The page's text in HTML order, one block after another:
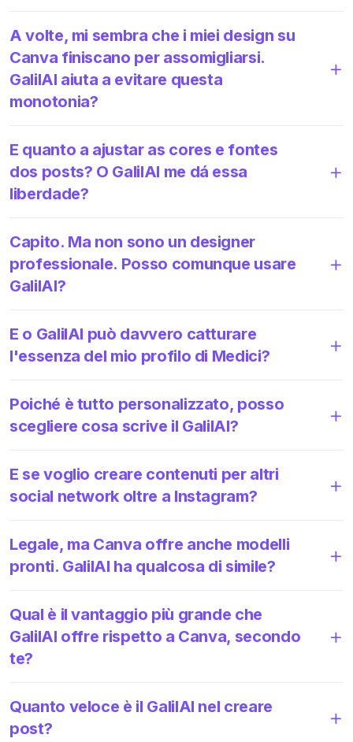
A volte, mi sembra che i miei design su
Canva finiscano per assomigliarsi.
GalilAI aiuta a evitare questa
monotonia?
E quanto a ajustar as cores e fontes
dos posts? O GalilAI me dá essa
liberdade?
Capito. Ma non sono un designer
professionale. Posso comunque usare
GalilAI?
E o GalilAI può davvero catturare
l'essenza del mio profilo di Medici?
Poiché è tutto personalizzato, posso
scegliere cosa scrive il GalilAI?
E se voglio creare contenuti per altri
social network oltre a Instagram?
Legale, ma Canva offre anche modelli
pronti. GalilAI ha qualcosa di simile?
Qual è il vantaggio più grande che
GalilAI offre rispetto a Canva, secondo
te?
Quanto veloce è il GalilAI nel creare
post?